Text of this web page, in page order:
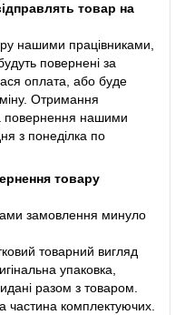
товар на
нашими працівниками,
повернені за
оплата, або буде
Отримання
повернення нашими
з понеділка по
товару
замовлення минуло
товарний вигляд
упаковка,
разом з товаром.
комплектуючих.